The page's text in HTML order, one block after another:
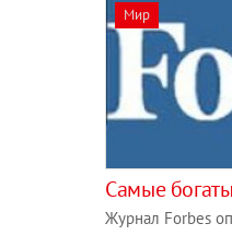
Мир
Самые
Журнал Forbes